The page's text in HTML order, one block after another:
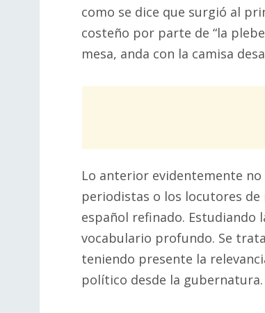
como se dice que surgió al
costeño por parte de “la
mesa, anda con la camisa
Lo anterior evidentemente no
periodistas o los locutores de
español refinado. Estudiando
vocabulario profundo. Se
teniendo presente la
político desde la gubernatura.